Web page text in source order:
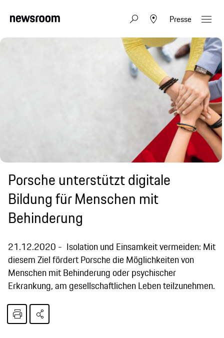
Presse
Porsche unterstützt digitale
Bildung für Menschen mit
Behinderung
21.12.2020
Isolation und Einsamkeit vermeiden: Mit
diesem Ziel fördert Porsche die Möglichkeiten von
Menschen mit Behinderung oder psychischer
Erkrankung, am gesellschaftlichen Leben teilzunehmen.